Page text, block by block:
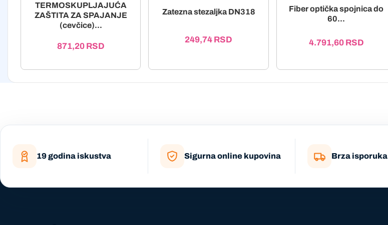
TERMOSKUPLJAJUĆA
ZAŠTITA ZA SPAJANJE
(cevčice)...
871,20 RSD
Zatezna stezaljka DN318
249,74 RSD
Fiber optička spojnica do
60...
4.791,60 RSD
19 godina iskustva Sigurna online kupovina Brza isporuka